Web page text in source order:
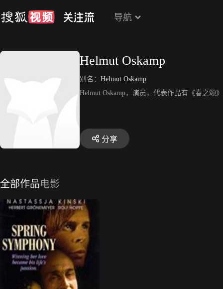
导航
Helmut Oskamp
别名： Helmut Oskamp
Helmut Oskamp，演员，代表作品有《春之颂
分享
全部作品电影